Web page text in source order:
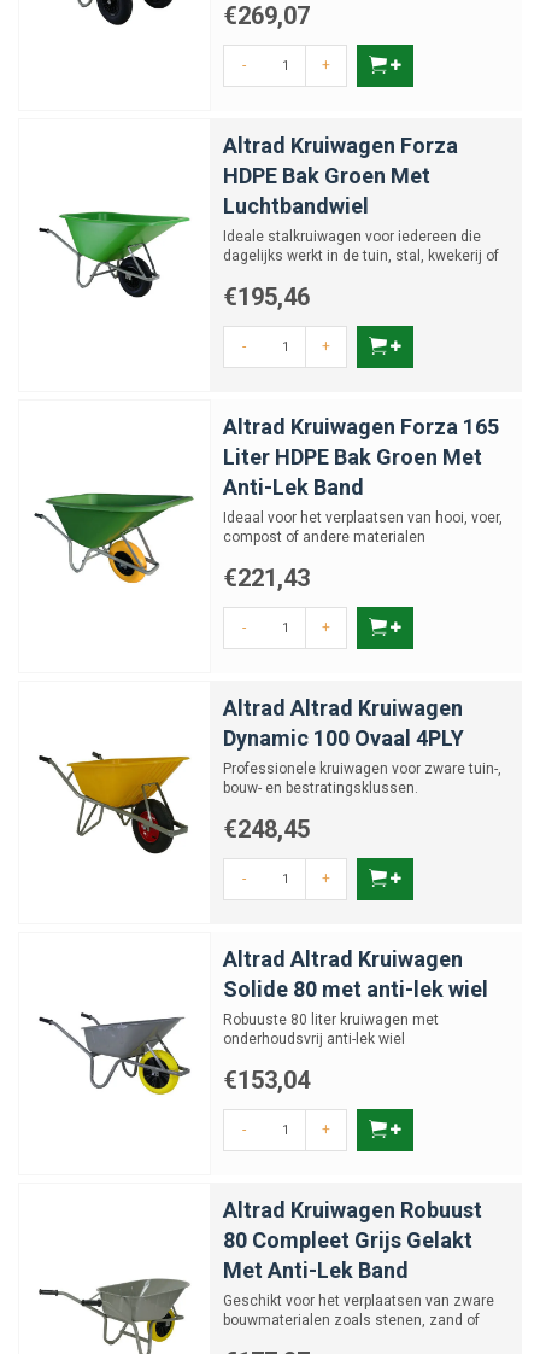
€269,07
- +
Altrad Kruiwagen Forza
HDPE Bak Groen Met
Luchtbandwiel
Ideale stalkruiwagen voor iedereen die
dagelijks werkt in de tuin, stal, kwekerij of
€195,46
- +
Altrad Kruiwagen Forza 165
Liter HDPE Bak Groen Met
Anti-Lek Band
Ideaal voor het verplaatsen van hooi, voer,
compost of andere materialen
€221,43
- +
Altrad Altrad Kruiwagen
Dynamic 100 Ovaal 4PLY
Professionele kruiwagen voor zware tuin-,
bouw- en bestratingsklussen.
€248,45
- +
Altrad Altrad Kruiwagen
Solide 80 met anti-lek wiel
Robuuste 80 liter kruiwagen met
onderhoudsvrij anti-lek wiel
€153,04
- +
Altrad Kruiwagen Robuust
80 Compleet Grijs Gelakt
Met Anti-Lek Band
Geschikt voor het verplaatsen van zware
bouwmaterialen zoals stenen, zand of